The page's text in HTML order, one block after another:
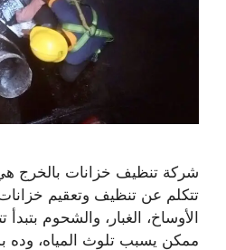
شركة تنظيف خزانات بالخرج
تتكلم عن تنظيف وتعقيم
الأوساخ، الغبار، والشحوم
ممكن يسبب تلوث المياه، وده